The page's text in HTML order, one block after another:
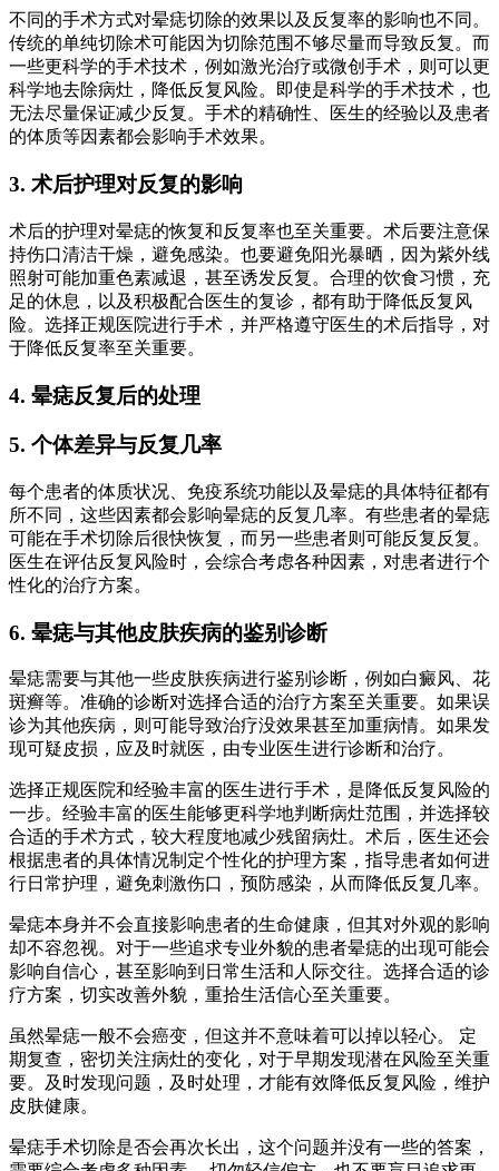
不同的手术方式对晕痣切除的效果以及反复率的影响也不同。
传统的单纯切除术可能因为切除范围不够尽量而导致反复。而
一些更科学的手术技术，例如激光治疗或微创手术，则可以更
科学地去除病灶，降低反复风险。即使是科学的手术技术，也
无法尽量保证减少反复。手术的精确性、医生的经验以及患者
的体质等因素都会影响手术效果。
3. 术后护理对反复的影响
术后的护理对晕痣的恢复和反复率也至关重要。术后要注意保
持伤口清洁干燥，避免感染。也要避免阳光暴晒，因为紫外线
照射可能加重色素减退，甚至诱发反复。合理的饮食习惯，充
足的休息，以及积极配合医生的复诊，都有助于降低反复风
险。选择正规医院进行手术，并严格遵守医生的术后指导，对
于降低反复率至关重要。
4. 晕痣反复后的处理
5. 个体差异与反复几率
每个患者的体质状况、免疫系统功能以及晕痣的具体特征都有
所不同，这些因素都会影响晕痣的反复几率。有些患者的晕痣
可能在手术切除后很快恢复，而另一些患者则可能反复反复。
医生在评估反复风险时，会综合考虑各种因素，对患者进行个
性化的治疗方案。
6. 晕痣与其他皮肤疾病的鉴别诊断
晕痣需要与其他一些皮肤疾病进行鉴别诊断，例如白癜风、花
斑癣等。准确的诊断对选择合适的治疗方案至关重要。如果误
诊为其他疾病，则可能导致治疗没效果甚至加重病情。如果发
现可疑皮损，应及时就医，由专业医生进行诊断和治疗。
选择正规医院和经验丰富的医生进行手术，是降低反复风险的
一步。经验丰富的医生能够更科学地判断病灶范围，并选择较
合适的手术方式，较大程度地减少残留病灶。术后，医生还会
根据患者的具体情况制定个性化的护理方案，指导患者如何进
行日常护理，避免刺激伤口，预防感染，从而降低反复几率。
晕痣本身并不会直接影响患者的生命健康，但其对外观的影响
却不容忽视。对于一些追求专业外貌的患者晕痣的出现可能会
影响自信心，甚至影响到日常生活和人际交往。选择合适的诊
疗方案，切实改善外貌，重拾生活信心至关重要。
虽然晕痣一般不会癌变，但这并不意味着可以掉以轻心。 定
期复查，密切关注病灶的变化，对于早期发现潜在风险至关重
要。及时发现问题，及时处理，才能有效降低反复风险，维护
皮肤健康。
晕痣手术切除是否会再次长出，这个问题并没有一些的答案，